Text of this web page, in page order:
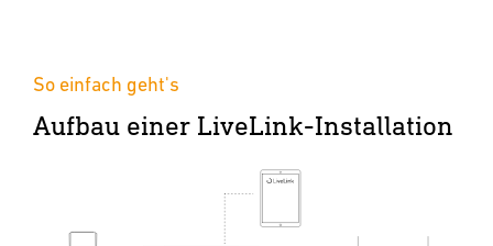
So einfach geht's
Aufbau einer LiveLink-Installation